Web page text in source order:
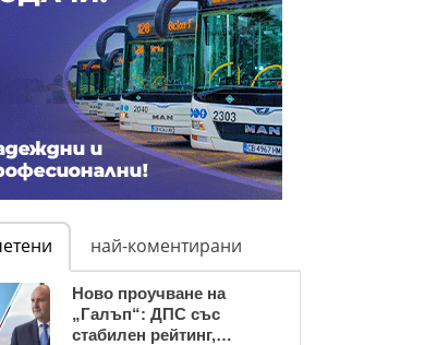
най-коментирани
Ново проучване на
„Галъп“: ДПС със
стабилен рейтинг,